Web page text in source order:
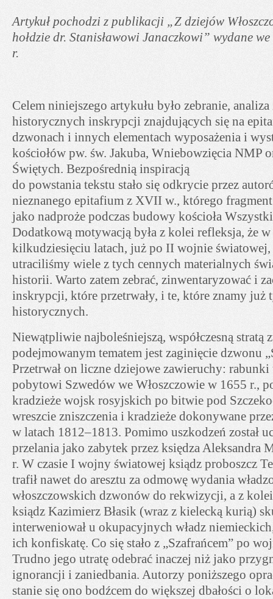
Artykuł pochodzi z publikacji „Z dziejów
hołdzie dr. Stanisławowi Janaczkowi” wydane
r.
Celem niniejszego artykułu było zebranie,
historycznych inskrypcji znajdujących się na
dzwonach i innych elementach wyposażenia i
kościołów pw. św. Jakuba, Wniebowzięcia NMP
Świętych. Bezpośrednią inspiracją
do powstania tekstu stało się odkrycie przez
nieznanego epitafium z XVII w., którego
jako nadproże podczas budowy kościoła
Dodatkową motywacją była z kolei refleksja, że
kilkudziesięciu latach, już po II wojnie światowej,
utraciliśmy wiele z tych cennych materialnych
historii. Warto zatem zebrać, zinwentaryzować i
inskrypcji, które przetrwały, i te, które znamy już
historycznych.
Niewątpliwie najboleśniejszą, współczesną stratą
podejmowanym tematem jest zaginięcie dzwonu
Przetrwał on liczne dziejowe zawieruchy: rabunki
pobytowi Szwedów we Włoszczowie w 1655 r.,
kradzieże wojsk rosyjskich po bitwie pod
wreszcie zniszczenia i kradzieże dokonywane
w latach 1812–1813. Pomimo uszkodzeń został
przelania jako zabytek przez księdza Aleksandra
r. W czasie I wojny światowej ksiądz proboszcz
trafił nawet do aresztu za odmowę wydania
włoszczowskich dzwonów do rekwizycji, a z
ksiądz Kazimierz Błasik (wraz z kielecką kurią)
interweniował u okupacyjnych władz
ich konfiskatę. Co się stało z „Szafrańcem” po
Trudno jego utratę odebrać inaczej niż jako
ignorancji i zaniedbania. Autorzy poniższego
stanie się ono bodźcem do większej dbałości o